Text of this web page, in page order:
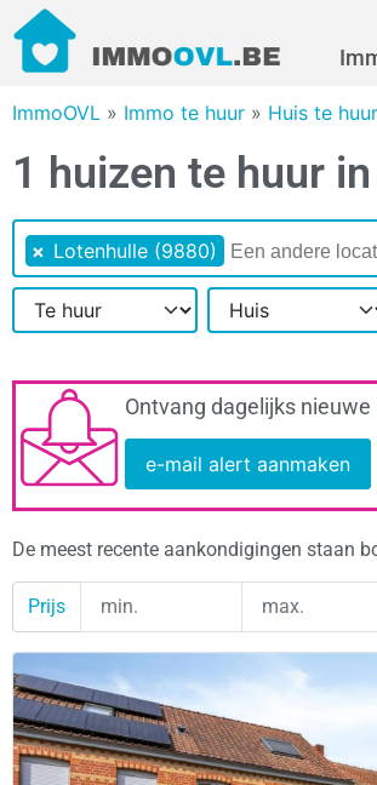
ImmoOVL » Immo te huur » Huis te
1 huizen te huur
× Lotenhulle (9880)
Ontvang dagelijks
e-mail alert aanmaken
De meest recente aankondigingen staan
Prijs